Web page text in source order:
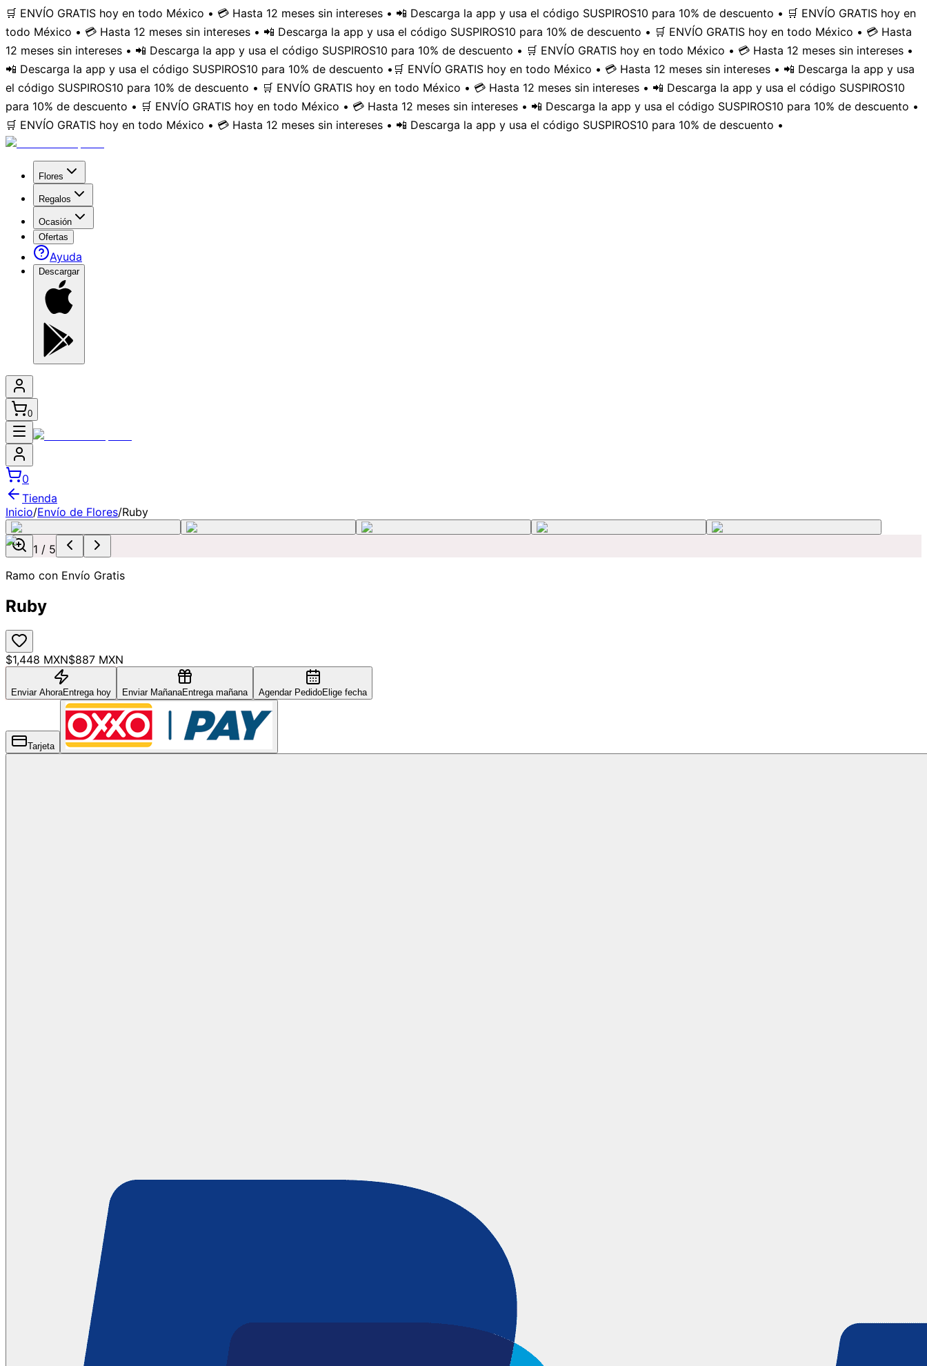
🛒 ENVÍO GRATIS hoy en todo México • 💳 Hasta 12 meses sin intereses • 📲 Descarga la app y usa el código SUSPIROS10 para 10% de descuento • 🛒 ENVÍO GRATIS hoy en
todo México • 💳 Hasta 12 meses sin intereses • 📲 Descarga la app y usa el código SUSPIROS10 para 10% de descuento • 🛒 ENVÍO GRATIS hoy en todo México • 💳 Hasta
12 meses sin intereses • 📲 Descarga la app y usa el código SUSPIROS10 para 10% de descuento • 🛒 ENVÍO GRATIS hoy en todo México • 💳 Hasta 12 meses sin intereses •
📲 Descarga la app y usa el código SUSPIROS10 para 10% de descuento • 🛒 ENVÍO GRATIS hoy en todo México • 💳 Hasta 12 meses sin intereses • 📲 Descarga la app y usa
el código SUSPIROS10 para 10% de descuento • 🛒 ENVÍO GRATIS hoy en todo México • 💳 Hasta 12 meses sin intereses • 📲 Descarga la app y usa el código SUSPIROS10
para 10% de descuento • 🛒 ENVÍO GRATIS hoy en todo México • 💳 Hasta 12 meses sin intereses • 📲 Descarga la app y usa el código SUSPIROS10 para 10% de descuento •
🛒 ENVÍO GRATIS hoy en todo México • 💳 Hasta 12 meses sin intereses • 📲 Descarga la app y usa el código SUSPIROS10 para 10% de descuento •
Flores
Regalos
Ocasión
Ofertas
Ayuda
Descargar
0
0
Tienda
Inicio/Envío de Flores/Ruby
1 / 5
Ramo con Envío Gratis
Ruby
$1,448 MXN$887 MXN
Enviar AhoraEntrega hoy Enviar MañanaEntrega mañana Agendar PedidoElige fecha
Tarjeta